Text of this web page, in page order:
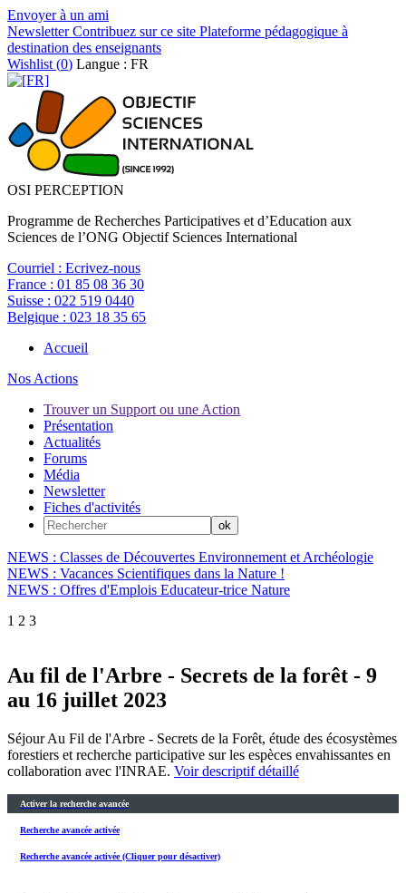
Envoyer à un ami
NewsletterContribuez sur ce site Plateforme pédagogique à
destination des enseignants
Wishlist (0) Langue : FR
OSI PERCEPTION
Programme de Recherches Participatives et d’Education aux
Sciences de l’ONG Objectif Sciences International
Courriel : Ecrivez-nous
France : 01 85 08 36 30
Suisse : 022 519 0440
Belgique : 023 18 35 65
Accueil
Nos Actions
Trouver un Support ou une Action
Présentation
Actualités
Forums
Média
Newsletter
Fiches d'activités
NEWS : Classes de Découvertes Environnement et Archéologie
NEWS : Vacances Scientifiques dans la Nature !
NEWS : Offres d'Emplois Educateur-trice Nature
1 2 3
Au fil de l'Arbre - Secrets de la forêt - 9
au 16 juillet 2023
Séjour Au Fil de l'Arbre - Secrets de la Forêt, étude des écosystèmes
forestiers et recherche participative sur les espèces envahissantes en
collaboration avec l'INRAE. Voir descriptif détaillé
Activer la recherche avancée
Recherche avancée activée
Recherche avancée activée (Cliquer pour désactiver)